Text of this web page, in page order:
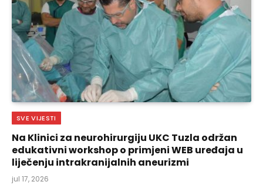
SVE VIJESTI
Na Klinici za neurohirurgiju UKC Tuzla održan
edukativni workshop o primjeni WEB uređaja u
liječenju intrakranijalnih aneurizmi
jul 17, 2026